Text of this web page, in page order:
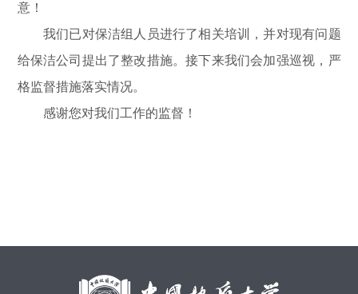
意！
我们已对保洁组人员进行了相关培训，并对现有问题
给保洁公司提出了整改措施。接下来我们会加强巡视，严
格监督措施落实情况。
感谢您对我们工作的监督！